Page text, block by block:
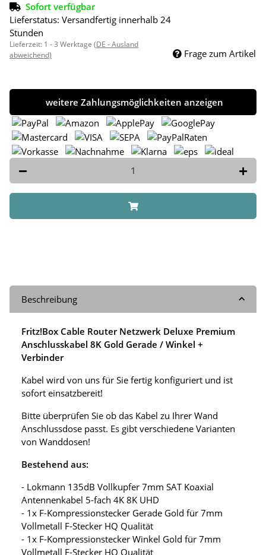
Sofort verfügbar
Lieferstatus: Versandfertig innerhalb 24
Stunden
Lieferzeit: 1 - 3 Werktage (DE - Ausland
abweichend)
Frage zum Artikel
weitere Zahlungsmöglichkeiten anzeigen
Beschreibung
Fritz!Box Cable Router Netzwerk Deluxe Premium
Anschlusskabel 8K Gold Gerade / Winkel +
Verbinder
Kabel wird von uns für Sie fertig konfiguriert und ist
sofort einsatzbereit!
Bitte überprüfen Sie ob das Kabel zu Ihrer Wand
Anschlussdose passt. Es gibt verschiedene Varianten
von Wanddosen!
Bestehend aus:
- Lokmann 135dB Vollkupfer 7mm SAT Koaxial
Antennenkabel 5-fach 4K 8K UHD
- 1x F-Kompressionstecker Gerade Gold für 7mm
Vollmetall F-Stecker HQ Qualität
- 1x F-Kompressionstecker Winkel Gold für 7mm
Vollmetall F-Stecker HQ Qualität